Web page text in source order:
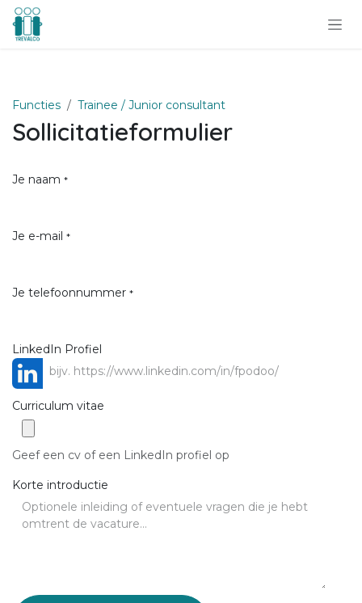
Overslaan naar inhoud
Functies Trainee / Junior consultant
Sollicitatieformulier
Je naam *
Je e-mail *
Je telefoonnummer *
LinkedIn Profiel
Curriculum vitae
Geef een cv of een LinkedIn profiel op
Korte introductie